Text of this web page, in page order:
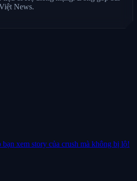
News.
xem story của crush mà không bị lộ!